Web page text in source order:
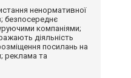
ненормативної
безпосереднє
компаніями;
діяльність
посилань на
реклама та